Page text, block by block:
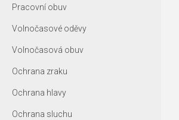
Pracovní obuv
Volnočasové oděvy
Volnočasová obuv
Ochrana zraku
Ochrana hlavy
Ochrana sluchu